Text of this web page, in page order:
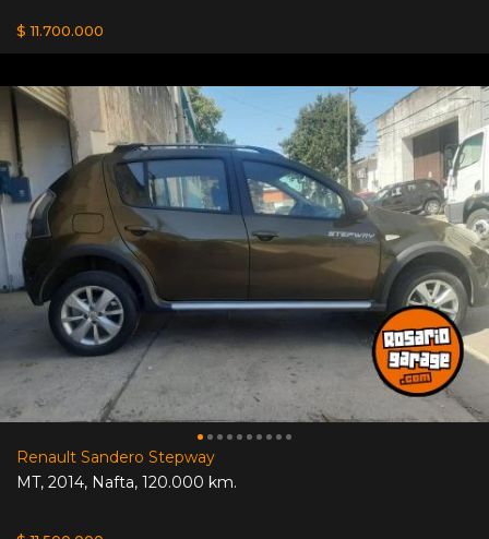
$ 11.700.000
Renault Sandero Stepway
MT, 2014, Nafta, 120.000 km.